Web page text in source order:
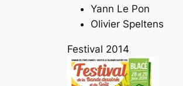
Yann Le Pon
Olivier Speltens
Festival 2014